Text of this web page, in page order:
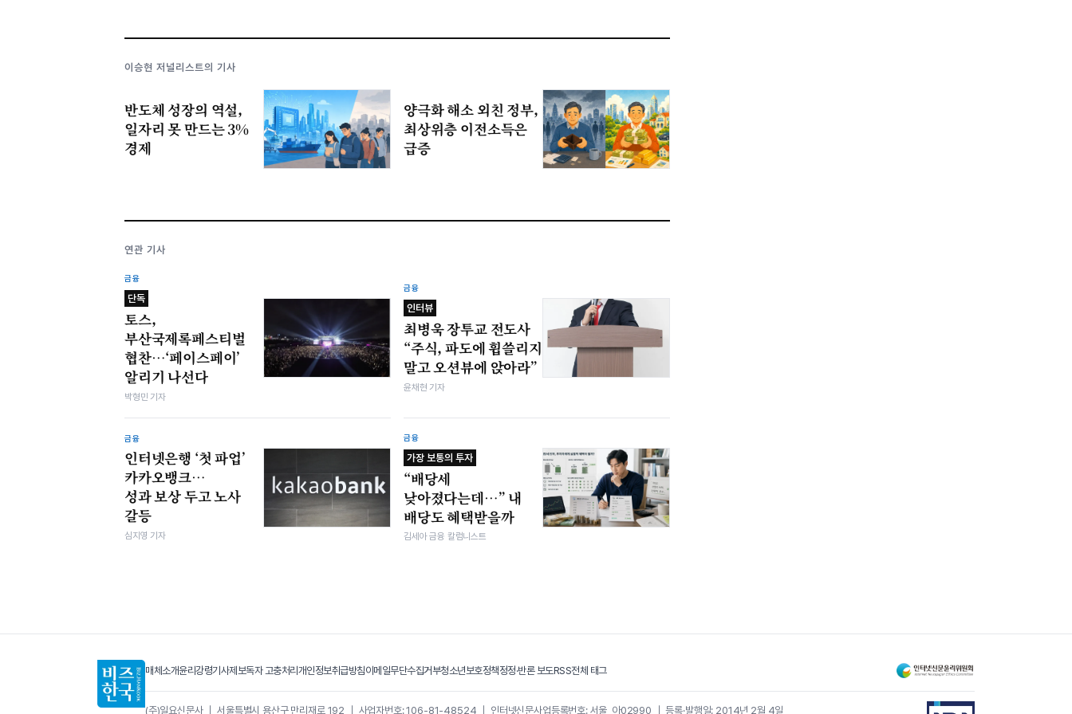
이승현 저널리스트의 기사
반도체 성장의 역설,
일자리 못 만드는 3%
경제
양극화 해소 외친 정부,
최상위층 이전소득은
급증
연관 기사
금융
단독
토스,
부산국제록페스티벌
협찬…‘페이스페이’
알리기 나선다
박형민 기자
금융
인터뷰
최병욱 장투교 전도사
“주식, 파도에 휩쓸리지
말고 오션뷰에 앉아라”
윤채현 기자
금융
인터넷은행 ‘첫 파업’
카카오뱅크…
성과 보상 두고 노사
갈등
심지영 기자
금융
가장 보통의 투자
“배당세
낮아졌다는데…” 내
배당도 혜택받을까
김세아 금융 칼럼니스트
매체소개윤리강령기사제보독자 고충처리개인정보취급방침이메일무단수집거부청소년보호정책정정·반론 보도RSS전체 태그
(주)일요신문사｜서울특별시 용산구 만리재로 192 사업자번호: 106-81-48524 인터넷신문사업등록번호: 서울, 아02990 ｜등록·발행일: 2014년 2월 4일